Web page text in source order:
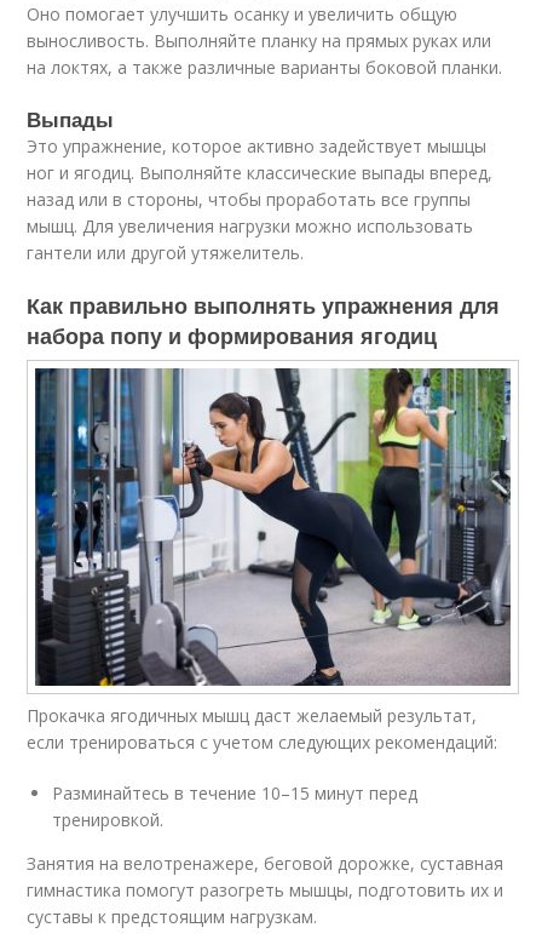
Оно помогает улучшить осанку и увеличить общую
выносливость. Выполняйте планку на прямых руках или
на локтях, а также различные варианты боковой планки.
Выпады
Это упражнение, которое активно задействует мышцы
ног и ягодиц. Выполняйте классические выпады вперед,
назад или в стороны, чтобы проработать все группы
мышц. Для увеличения нагрузки можно использовать
гантели или другой утяжелитель.
Как правильно выполнять упражнения для
набора попу и формирования ягодиц
Прокачка ягодичных мышц даст желаемый результат,
если тренироваться с учетом следующих рекомендаций:
Разминайтесь в течение 10–15 минут перед
тренировкой.
Занятия на велотренажере, беговой дорожке, суставная
гимнастика помогут разогреть мышцы, подготовить их и
суставы к предстоящим нагрузкам.